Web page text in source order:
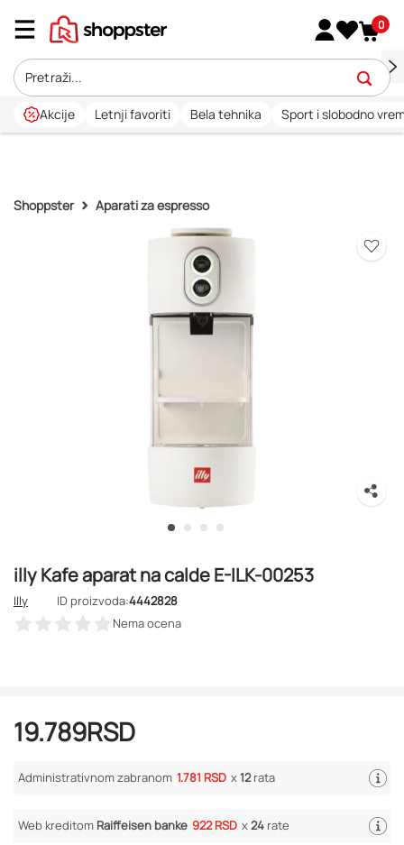
0
Akcije Letnji favoriti Bela tehnika Sport i slobodno
Shoppster Aparati za espresso
illy Kafe aparat na calde E-ILK-00253
Illy ID proizvoda:4442828
Nema ocena
19.789RSD
Administrativnom zabranom 1.781 RSD x12rata
Web kreditom Raiffeisen banke 922 RSD x24 rate